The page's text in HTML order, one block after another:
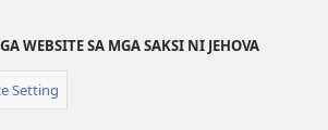
WEBSITE SA MGA SAKSI NI JEHOVA
Setting